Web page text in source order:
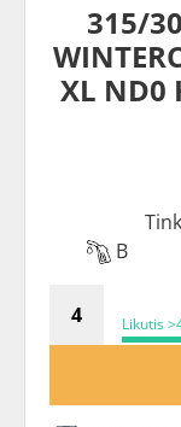
315/
XL ND0
B
Likutis